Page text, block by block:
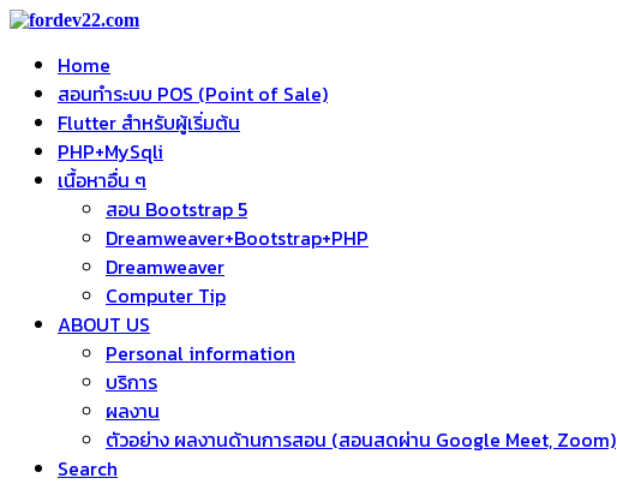
Home
สอนทำระบบ POS (Point of Sale)
Flutter สำหรับผู้เริ่มต้น
PHP+MySqli
เนื้อหาอื่น ๆ
สอน Bootstrap 5
Dreamweaver+Bootstrap+PHP
Dreamweaver
Computer Tip
ABOUT US
Personal information
บริการ
ผลงาน
ตัวอย่าง ผลงานด้านการสอน (สอนสดผ่าน Google Meet, Zoom)
Search